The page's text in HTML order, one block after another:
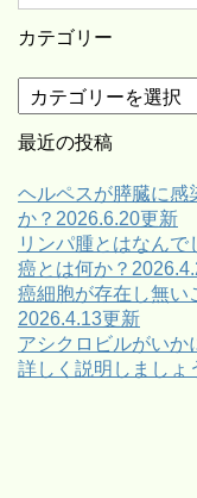
カテゴリー
テ
ゴ
ー
最近の投稿
ヘルペスが膵臓に感
か？2026.6.20更新
リンパ腫とはなん
癌とは何か？
癌細胞が存在し無い
2026.4.13更新
アシクロビルがいか
詳しく説明しましょ